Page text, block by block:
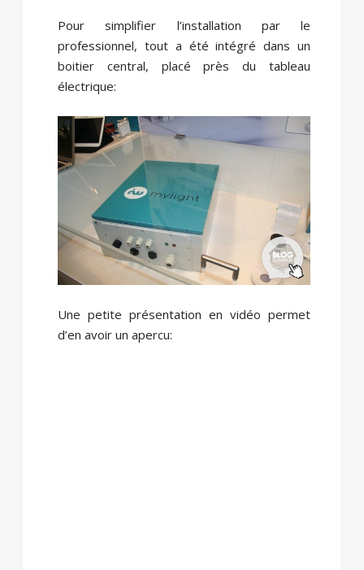
Pour simplifier l’installation par le
professionnel, tout a été intégré dans un
boitier central, placé près du tableau
électrique:
Une petite présentation en vidéo permet
d’en avoir un apercu: